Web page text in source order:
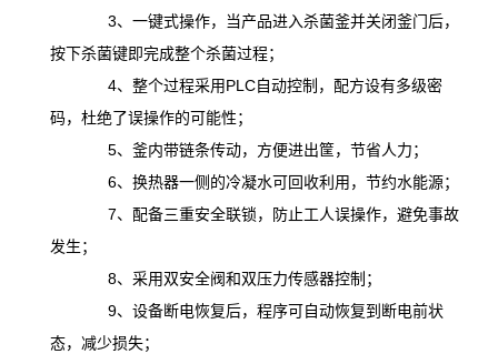
3、一键式操作，当产品进入杀菌釜并关闭釜门后，
按下杀菌键即完成整个杀菌过程；
4、整个过程采用PLC自动控制，配方设有多级密
码，杜绝了误操作的可能性；
5、釜内带链条传动，方便进出筐，节省人力；
6、换热器一侧的冷凝水可回收利用，节约水能源；
7、配备三重安全联锁，防止工人误操作，避免事故
发生；
8、采用双安全阀和双压力传感器控制；
9、设备断电恢复后，程序可自动恢复到断电前状
态，减少损失；